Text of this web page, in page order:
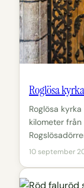
Roglösa kyrka
Roglösa
kilometer
10 september